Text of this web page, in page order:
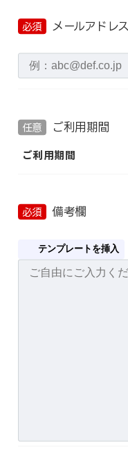
必須 メールアドレス
任意 ご利用期間
ご利用期間
必須 備考欄
テンプレートを挿入